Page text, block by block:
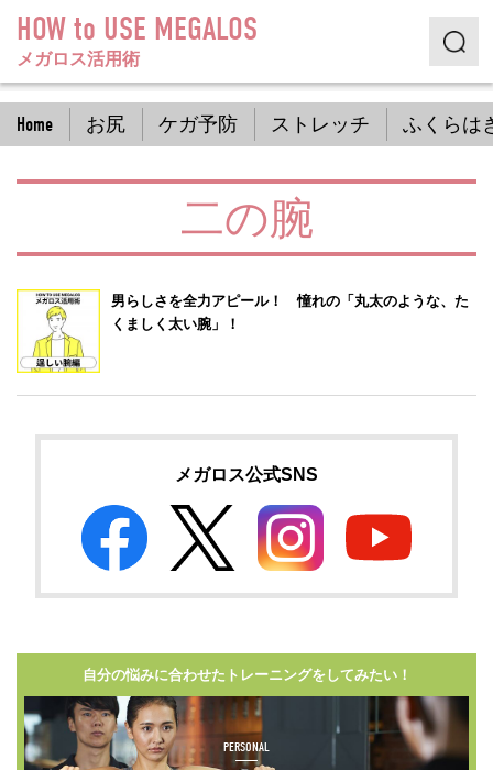
HOW to USE MEGALOS
メガロス活用術
Home お尻 ケガ予防 ストレッチ ふくらは
二の腕
男らしさを全力アピール！ 憧れの「丸太のような、た
くましく太い腕」！
メガロス公式SNS
自分の悩みに合わせたトレーニングをしてみたい！
PERSONAL